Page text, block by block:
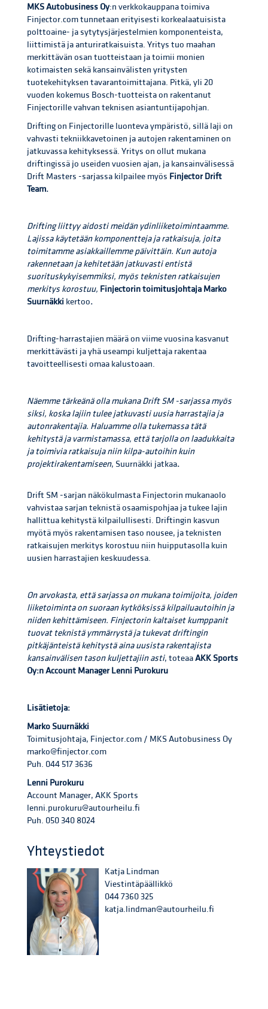
MKS Autobusiness Oy:n verkkokauppana toimiva
Finjector.com tunnetaan erityisesti korkealaatuisista
polttoaine- ja sytytysjärjestelmien komponenteista,
liittimistä ja anturiratkaisuista. Yritys tuo maahan
merkittävän osan tuotteistaan ja toimii monien
kotimaisten sekä kansainvälisten yritysten
tuotekehityksen tavarantoimittajana. Pitkä, yli 20
vuoden kokemus Bosch-tuotteista on rakentanut
Finjectorille vahvan teknisen asiantuntijapohjan.
Drifting on Finjectorille luonteva ympäristö, sillä laji on
vahvasti tekniikkavetoinen ja autojen rakentaminen on
jatkuvassa kehityksessä. Yritys on ollut mukana
driftingissä jo useiden vuosien ajan, ja kansainvälisessä
Drift Masters -sarjassa kilpailee myös Finjector Drift
Team.
Drifting liittyy aidosti meidän ydinliiketoimintaamme.
Lajissa käytetään komponentteja ja ratkaisuja, joita
toimitamme asiakkaillemme päivittäin. Kun autoja
rakennetaan ja kehitetään jatkuvasti entistä
suorituskykyisemmiksi, myös teknisten ratkaisujen
merkitys korostuu, Finjectorin toimitusjohtaja Marko
Suurnäkki kertoo.
Drifting-harrastajien määrä on viime vuosina kasvanut
merkittävästi ja yhä useampi kuljettaja rakentaa
tavoitteellisesti omaa kalustoaan.
Näemme tärkeänä olla mukana Drift SM -sarjassa myös
siksi, koska lajiin tulee jatkuvasti uusia harrastajia ja
autonrakentajia. Haluamme olla tukemassa tätä
kehitystä ja varmistamassa, että tarjolla on laadukkaita
ja toimivia ratkaisuja niin kilpa-autoihin kuin
projektirakentamiseen, Suurnäkki jatkaa.
Drift SM -sarjan näkökulmasta Finjectorin mukanaolo
vahvistaa sarjan teknistä osaamispohjaa ja tukee lajin
hallittua kehitystä kilpailullisesti. Driftingin kasvun
myötä myös rakentamisen taso nousee, ja teknisten
ratkaisujen merkitys korostuu niin huipputasolla kuin
uusien harrastajien keskuudessa.
On arvokasta, että sarjassa on mukana toimijoita, joiden
liiketoiminta on suoraan kytköksissä kilpailuautoihin ja
niiden kehittämiseen. Finjectorin kaltaiset kumppanit
tuovat teknistä ymmärrystä ja tukevat driftingin
pitkäjänteistä kehitystä aina uusista rakentajista
kansainvälisen tason kuljettajiin asti, toteaaAKK Sports
Oy:n Account Manager Lenni Purokuru
Lisätietoja:
Marko Suurnäkki
Toimitusjohtaja, Finjector.com / MKS Autobusiness Oy
marko@finjector.com
Puh. 044 517 3636
Lenni Purokuru
Account Manager, AKK Sports
lenni.purokuru@autourheilu.fi
Puh. 050 340 8024
Yhteystiedot
Katja Lindman
Viestintäpäällikkö
044 7360 325
katja.lindman@autourheilu.fi